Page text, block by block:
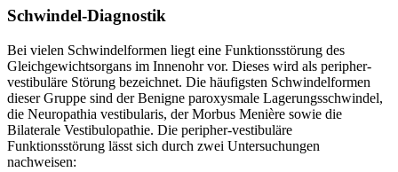
Schwindel-Diagnostik
Bei vielen Schwindelformen liegt eine Funktionsstörung des
Gleichgewichtsorgans im Innenohr vor. Dieses wird als peripher-
vestibuläre Störung bezeichnet. Die häufigsten Schwindelformen
dieser Gruppe sind der Benigne paroxysmale Lagerungsschwindel,
die Neuropathia vestibularis, der Morbus Menière sowie die
Bilaterale Vestibulopathie. Die peripher-vestibuläre
Funktionsstörung lässt sich durch zwei Untersuchungen
nachweisen: